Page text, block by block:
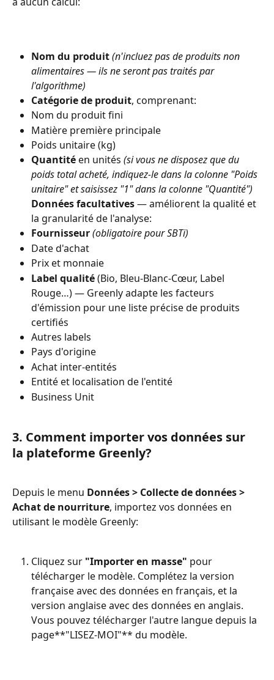
Nom du produit(n'incluez pas de produits non
alimentaires — ils ne seront pas traités par
l'algorithme)
Catégorie de produit, comprenant:
Nom du produit fini
Matière première principale
Poids unitaire (kg)
Quantité en unités (si vous ne disposez que du
poids total acheté, indiquez-le dans la colonne "Poids
unitaire" et saisissez "1" dans la colonne "Quantité")
Données facultatives — améliorent la qualité et
la granularité de l'analyse:
Fournisseur(obligatoire pour SBTi)
Date d'achat
Prix et monnaie
Label qualité (Bio, Bleu-Blanc-Cœur, Label
Rouge…) — Greenly adapte les facteurs
d'émission pour une liste précise de produits
certifiés
Autres labels
Pays d'origine
Achat inter-entités
Entité et localisation de l'entité
Business Unit
3. Comment importer vos données sur
la plateforme Greenly?
Depuis le menu Données > Collecte de données >
Achat de nourriture, importez vos données en
utilisant le modèle Greenly:
Cliquez sur "Importer en masse" pour
télécharger le modèle. Complétez la version
française avec des données en français, et la
version anglaise avec des données en anglais.
Vous pouvez télécharger l'autre langue depuis la
page**"LISEZ-MOI"** du modèle.